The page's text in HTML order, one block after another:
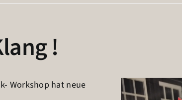
!
Workshop hat neue